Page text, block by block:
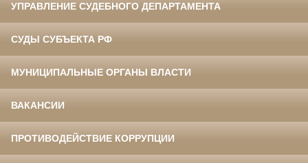
УПРАВЛЕНИЕ СУДЕБНОГО ДЕПАРТАМЕНТА
СУДЫ СУБЪЕКТА РФ
МУНИЦИПАЛЬНЫЕ ОРГАНЫ ВЛАСТИ
ВАКАНСИИ
ПРОТИВОДЕЙСТВИЕ КОРРУПЦИИ